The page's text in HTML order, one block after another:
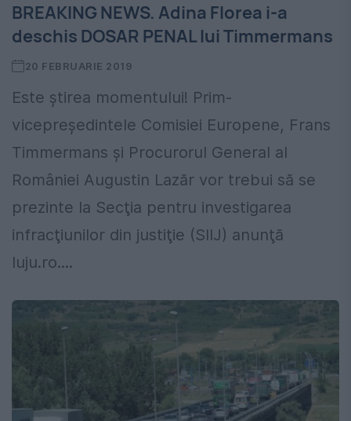
BREAKING NEWS. Adina Florea i-a
deschis DOSAR PENAL lui Timmermans
20 FEBRUARIE 2019
Este ştirea momentului! Prim-
vicepreşedintele Comisiei Europene, Frans
Timmermans şi Procurorul General al
României Augustin Lazăr vor trebui să se
prezinte la Secţia pentru investigarea
infracţiunilor din justiţie (SIIJ) anunţă
luju.ro....